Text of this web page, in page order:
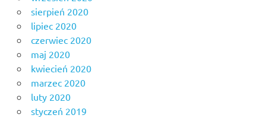
sierpień 2020
lipiec 2020
czerwiec 2020
maj 2020
kwiecień 2020
marzec 2020
luty 2020
styczeń 2019